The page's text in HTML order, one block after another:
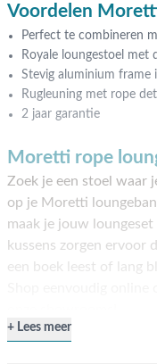
Voordelen
Perfect te combineren
Royale loungestoel met
Stevig aluminium frame
Rugleuning met rope
2 jaar garantie
Moretti rope
Zoek je een stoel waar
op je Moretti
maak je jouw
kussens zorgen ervoor
een boek leest of lang
Ruim zitten,
Lees meer